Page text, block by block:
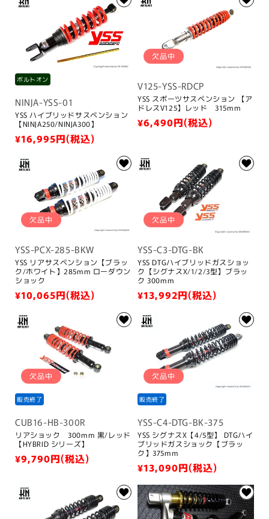
価
価
ボルトオン
NINJA-YSS-01
YSS ハイブリッドサスペンション
【NINJA250/NINJA300】
通
価
¥16,995円(税込)
欠品中
V125-YSS-RDCP
YSS スポーツサスペンション 【ア
ドレスV125】レッド 315mm
通
格
¥6,490円(税込)
欠品中
YSS-PCX-285-BKW
YSS リアサスペンション【ブラッ
ク/ホワイト】285mm ローダウン
ショック
通
価
¥10,065円(税込)
欠品中
YSS-C3-DTG-BK
YSS DTGハイブリッドガスショッ
ク【シグナスX/1/2/3型】ブラッ
ク 300mm
通
価
¥13,992円(税込)
欠品中
販売終了
CUB16-HB-300R
リアショック 300mm 黒/レッド
【HYBRID シリーズ】
通
価
格
¥9,790円(税込)
欠品中
販売終了
YSS-C4-DTG-BK-375
YSS シグナスX【4/5型】 DTGハイ
ブリッドガスショック【ブラッ
ク】375mm
通
常
価
格
¥13,090円(税込)